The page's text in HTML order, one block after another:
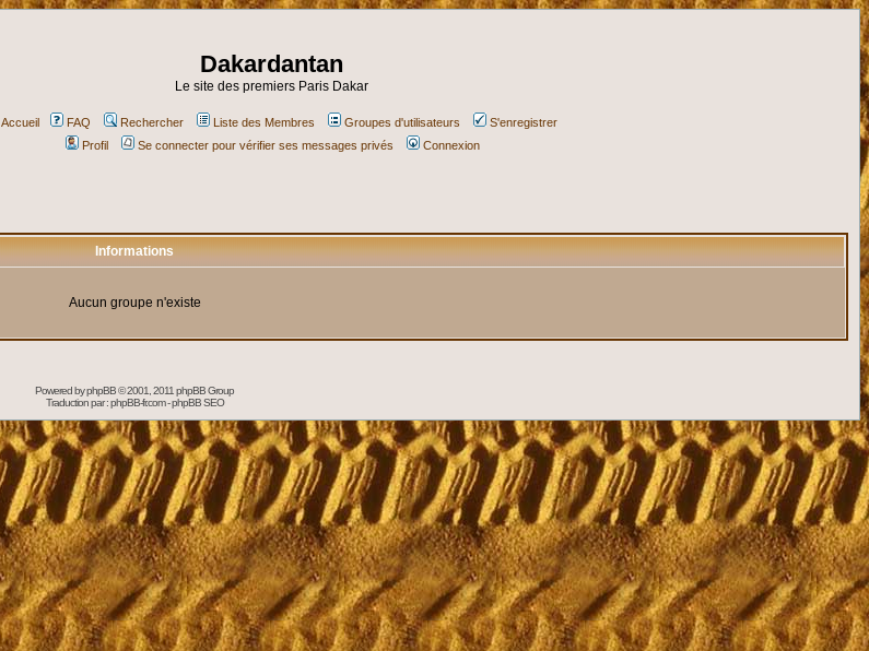
Dakardantan
Le site des premiers Paris Dakar
Accueil FAQ Rechercher Liste des Membres Groupes d'utilisateurs
S'enregistrer
Profil
Se connecter pour vérifier ses messages privés Connexion
Informations
Aucun groupe n'existe
Powered byphpBB© 2001, 2011 phpBB Group
Traduction par :phpBB-fr.com-phpBB SEO